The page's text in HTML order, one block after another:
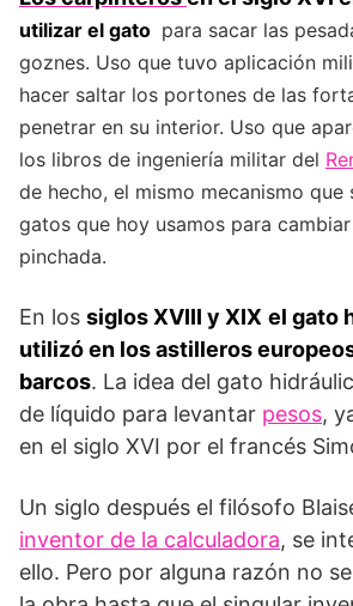
utilizar el gato para sacar las
goznes. Uso que tuvo aplicación
hacer saltar los portones de las
penetrar en su interior. Uso que
los libros de ingeniería militar del
de hecho, el mismo mecanismo que
gatos que hoy usamos para
pinchada.
En los siglos XVIII y XIX el gato
utilizó en los astilleros
barcos. La idea del gato
de líquido para levantar pesos,
en el siglo XVI por el francés
Un siglo después el filósofo
inventor de la calculadora, se
ello. Pero por alguna razón no